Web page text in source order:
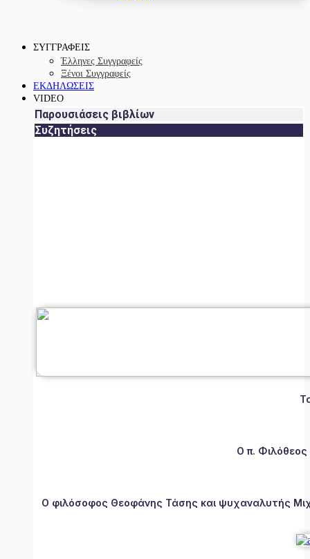
ΣΥΓΓΡΑΦΕΙΣ
Έλληνες Συγγραφείς
Ξένοι Συγγραφείς
ΕΚΔΗΛΩΣΕΙΣ
VIDEO
Παρουσιάσεις βιβλίων
Συζητήσεις
Ο π.
Ο φιλόσοφος Θεοφάνης Τάσης και ψυχαναλυτής